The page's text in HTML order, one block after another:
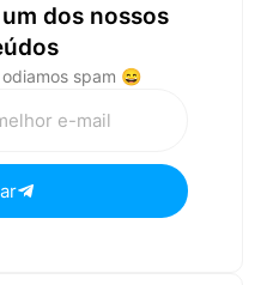
dos nossos
spam 😄